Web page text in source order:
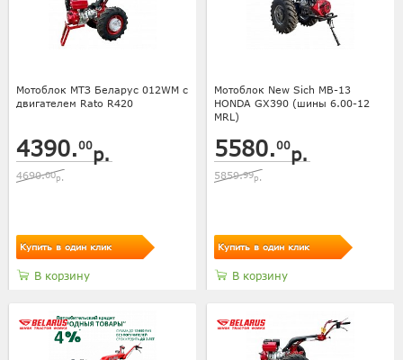
Мотоблок МТЗ Беларус 012WM с
двигателем Rato R420
4390.00р.
4690.00р.
Купить в один клик
В корзину
Мотоблок New Sich MB-13
HONDA GX390 (шины 6.00-12
MRL)
5580.00р.
5859.99р.
Купить в один клик
В корзину